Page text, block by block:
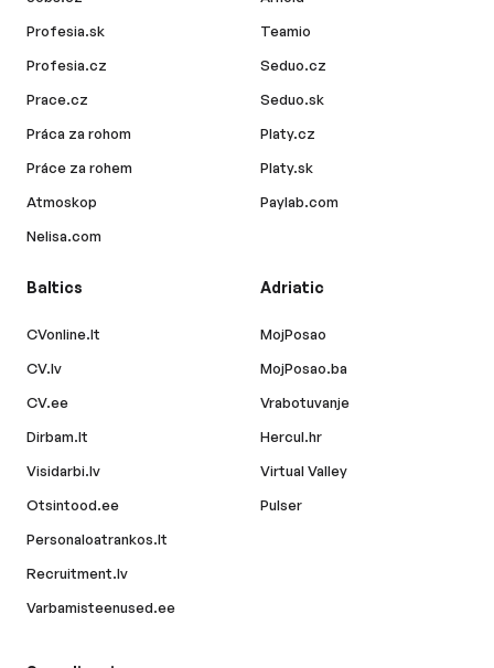
Profesia.sk
Profesia.cz
Prace.cz
Práca za rohom
Práce za rohem
Atmoskop
Nelisa.com
Teamio
Seduo.cz
Seduo.sk
Platy.cz
Platy.sk
Paylab.com
Baltics
CVonline.lt
CV.lv
CV.ee
Dirbam.lt
Visidarbi.lv
Otsintood.ee
Personaloatrankos.lt
Recruitment.lv
Varbamisteenused.ee
Adriatic
MojPosao
MojPosao.ba
Vrabotuvanje
Hercul.hr
Virtual Valley
Pulser